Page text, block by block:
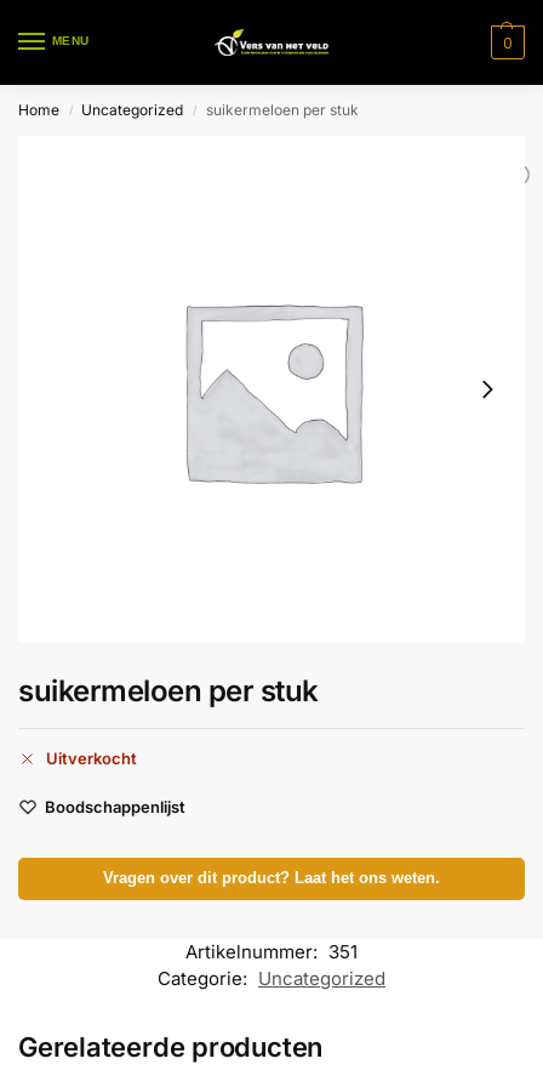
MENU 0
Home / Uncategorized / suikermeloen per stuk
suikermeloen per stuk
Uitverkocht
Boodschappenlijst
Vragen over dit product? Laat het ons weten.
Artikelnummer: 351
Categorie: Uncategorized
Gerelateerde producten